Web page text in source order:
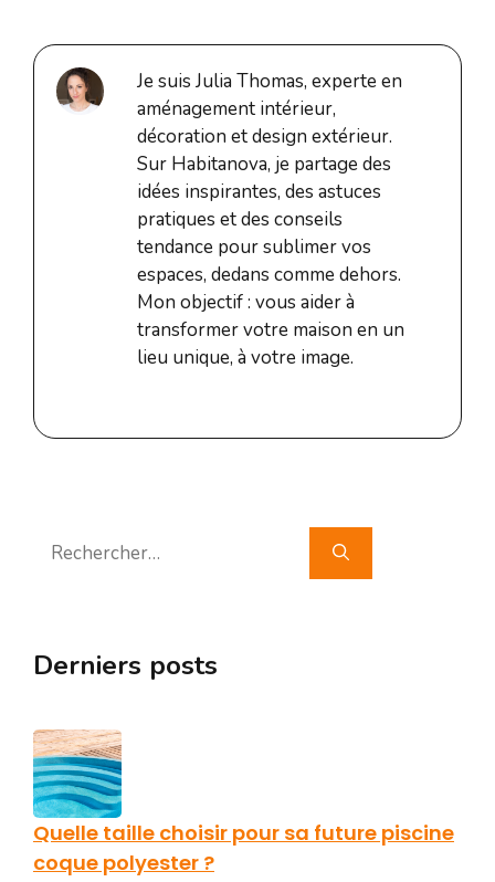
Je suis Julia Thomas, experte en
aménagement intérieur,
décoration et design extérieur.
Sur Habitanova, je partage des
idées inspirantes, des astuces
pratiques et des conseils
tendance pour sublimer vos
espaces, dedans comme dehors.
Mon objectif : vous aider à
transformer votre maison en un
lieu unique, à votre image.
Rechercher :
Derniers posts
Quelle taille choisir pour sa future piscine
coque polyester ?